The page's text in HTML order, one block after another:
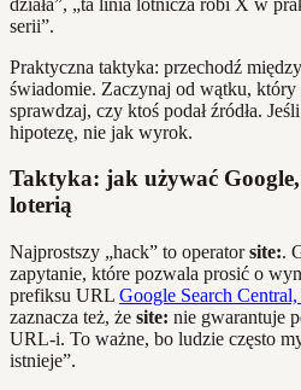
serii”.
Praktyczna taktyka: przechodź
świadomie. Zaczynaj od wątku, który
sprawdzaj, czy ktoś podał źródła.
hipotezę, nie jak wyrok.
Taktyka: jak używać
loterią
Najprostszy „hack” to operatorsite:.
zapytanie, które pozwala prosić o
prefiksu URL Google Search
zaznacza też, że site: nie gwarantuje
URL-i. To ważne, bo ludzie często
istnieje”.